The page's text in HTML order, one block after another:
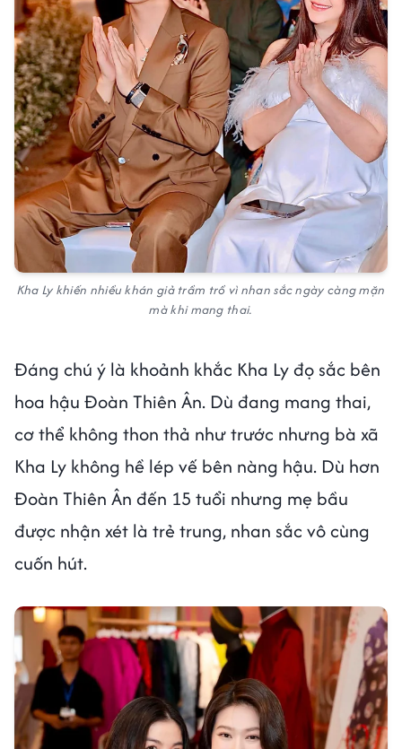
Kha Ly khiến nhiều khán giả trầm trồ vì nhan sắc ngày càng mặn
mà khi mang thai.
Đáng chú ý là khoảnh khắc Kha Ly đọ sắc bên
hoa hậu Đoàn Thiên Ân. Dù đang mang thai,
cơ thể không thon thả như trước nhưng bà xã
Kha Ly không hề lép vế bên nàng hậu. Dù hơn
Đoàn Thiên Ân đến 15 tuổi nhưng mẹ bầu
được nhận xét là trẻ trung, nhan sắc vô cùng
cuốn hút.